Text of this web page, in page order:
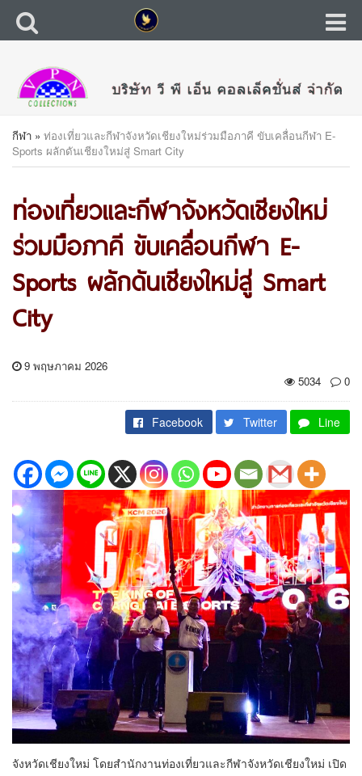
กีฬา » ท่องเที่ยวและกีฬาจังหวัดเชียงใหม่ร่วมมือภาคี ขับเคลื่อนกีฬา E-
Sports ผลักดันเชียงใหม่สู่ Smart City
ท่องเที่ยวและกีฬาจังหวัดเชียงใหม่
ร่วมมือภาคี ขับเคลื่อนกีฬา E-
Sports ผลักดันเชียงใหม่สู่ Smart
City
9 พฤษภาคม 2026
5034
0
Facebook Twitter Line
จังหวัดเชียงใหม่ โดยสำนักงานท่องเที่ยวและกีฬาจังหวัดเชียงใหม่ เปิด